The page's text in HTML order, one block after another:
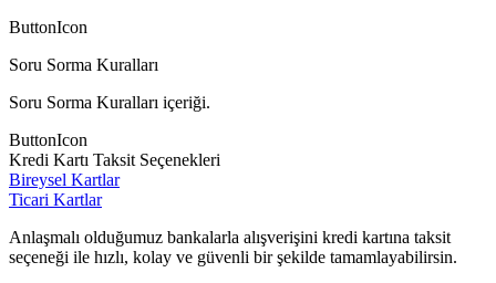
ButtonIcon
Soru Sorma Kuralları
Soru Sorma Kuralları içeriği.
ButtonIcon
Kredi Kartı Taksit Seçenekleri
Bireysel Kartlar
Ticari Kartlar
Anlaşmalı olduğumuz bankalarla alışverişini kredi kartına taksit
seçeneği ile hızlı, kolay ve güvenli bir şekilde tamamlayabilirsin.